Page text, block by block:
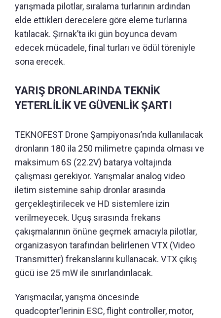
yarışmada pilotlar, sıralama turlarının ardından
elde ettikleri derecelere göre eleme turlarına
katılacak. Şırnak’ta iki gün boyunca devam
edecek mücadele, final turları ve ödül töreniyle
sona erecek.
YARIŞ DRONLARINDA TEKNİK
YETERLİLİK VE GÜVENLİK ŞARTI
TEKNOFEST Drone Şampiyonası’nda kullanılacak
dronların 180 ila 250 milimetre çapında olması ve
maksimum 6S (22.2V) batarya voltajında
çalışması gerekiyor. Yarışmalar analog video
iletim sistemine sahip dronlar arasında
gerçekleştirilecek ve HD sistemlere izin
verilmeyecek. Uçuş sırasında frekans
çakışmalarının önüne geçmek amacıyla pilotlar,
organizasyon tarafından belirlenen VTX (Video
Transmitter) frekanslarını kullanacak. VTX çıkış
gücü ise 25 mW ile sınırlandırılacak.
Yarışmacılar, yarışma öncesinde
quadcopter’lerinin ESC, flight controller, motor,